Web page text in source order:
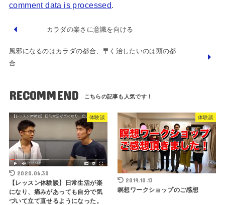
comment data is processed.
カラダの楽さに意識を向ける
風邪になるのはカラダの都合、早く治したいのは頭の都
合
RECOMMEND
体験談
2020.06.30
【レッスン体験談】日常生活が楽
になり、痛みがあっても自分で気
づいて立て直せるようになった。
体験談
2019.10.13
瞑想ワークショップのご感想